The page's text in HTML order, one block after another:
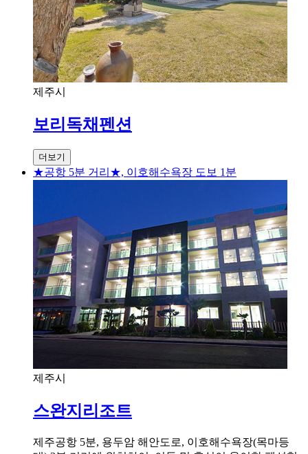
제주시
보리독채펜션
더보기
★공항 5분 거리★, 이호해수욕장 도보 1분
제주시
스완지리조트
제주공항 5분, 용두암 해안도로, 이호해수욕장(목마등